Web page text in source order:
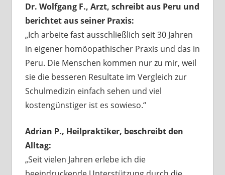
Dr. Wolfgang F., Arzt, schreibt aus Peru und
berichtet aus seiner Praxis:
„Ich arbeite fast ausschließlich seit 30 Jahren
in eigener homöopathischer Praxis und das in
Peru. Die Menschen kommen nur zu mir, weil
sie die besseren Resultate im Vergleich zur
Schulmedizin einfach sehen und viel
kostengünstiger ist es sowieso.“
Adrian P., Heilpraktiker, beschreibt den
Alltag:
„Seit vielen Jahren erlebe ich die